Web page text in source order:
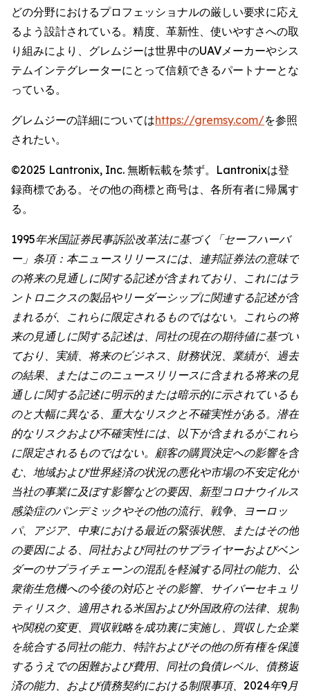
どの分野におけるプロフェッショナルの厳しい要求に応え
るよう設計されている。精度、革新性、使いやすさへの取
り組みにより、グレムジーは世界中のUAVメーカーやシス
テムインテグレーターにとって信頼できるパートナーとな
っている。
グレムジーの詳細についてはhttps://gremsy.com/を参照
されたい。
©2025 Lantronix, Inc. 無断転載を禁ず。Lantronixは登
録商標である。その他の商標と商号は、各所有者に帰属す
る。
1995年米国証券民事訴訟改革法に基づく「セーフハーバ
ー」条項：本ニュースリリースには、連邦証券法の意味で
の将来の見通しに関する記述が含まれており、これにはラ
ントロニクスの製品やリーダーシップに関連する記述が含
まれるが、これらに限定されるものではない。これらの将
来の見通しに関する記述は、同社の現在の期待値に基づい
ており、実績、将来のビジネス、財務状況、業績が、過去
の結果、またはこのニュースリリースに含まれる将来の見
通しに関する記述に明示的または暗示的に示されているも
のと大幅に異なる、重大なリスクと不確実性がある。潜在
的なリスクおよび不確実性には、以下が含まれるがこれら
に限定されるものではない。顧客の購買決定への影響を含
む、地域および世界経済の状況の悪化や市場の不安定化が
当社の事業に及ぼす影響などの要因、新型コロナウイルス
感染症のパンデミックやその他の流行、戦争、ヨーロッ
パ、アジア、中東における最近の緊張状態、またはその他
の要因による、同社および同社のサプライヤーおよびベン
ダーのサプライチェーンの混乱を軽減する同社の能力、公
衆衛生危機への今後の対応とその影響、サイバーセキュリ
ティリスク、適用される米国および外国政府の法律、規制
や関税の変更、買収戦略を成功裏に実施し、買収した企業
を統合する同社の能力、特許およびその他の所有権を保護
するうえでの困難および費用、同社の負債レベル、債務返
済の能力、および債務契約における制限事項、2024年9月